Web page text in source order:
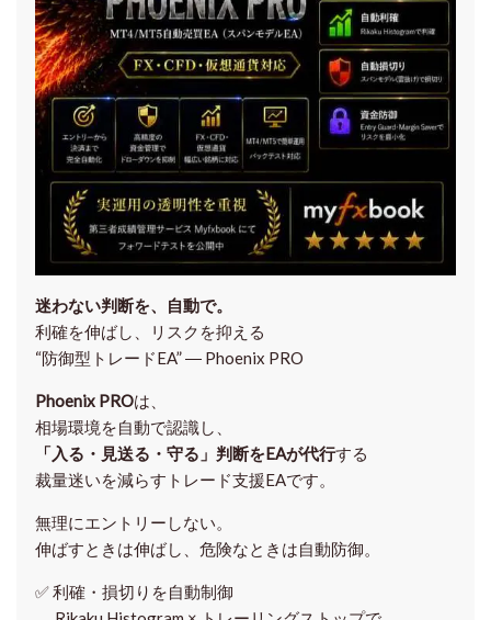
迷わない判断を、自動で。
利確を伸ばし、リスクを抑える
“防御型トレードEA” ― Phoenix PRO
Phoenix PROは、
相場環境を自動で認識し、
「入る・見送る・守る」判断をEAが代行する
裁量迷いを減らすトレード支援EAです。
無理にエントリーしない。
伸ばすときは伸ばし、危険なときは自動防御。
✅利確・損切りを自動制御